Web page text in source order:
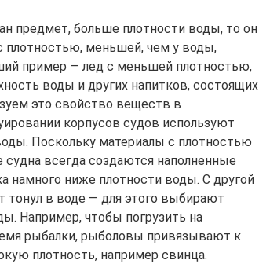
предмет, больше плотности воды, то он
плотностью, меньшей, чем у воды,
пример — лед с меньшей плотностью,
воды и других напитков, состоящих
это свойство веществ в
корпусов судов используют
Поскольку материалы с плотностью
всегда создаются наполненные
намного ниже плотности воды. С другой
тонул в воде — для этого выбирают
Например, чтобы погрузить на
рыбалки, рыболовы привязывают к
плотность, например свинца.